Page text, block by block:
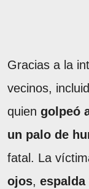
Gracias a la
vecinos,
quien golpeó
un palo de
fatal. La
ojos, espalda